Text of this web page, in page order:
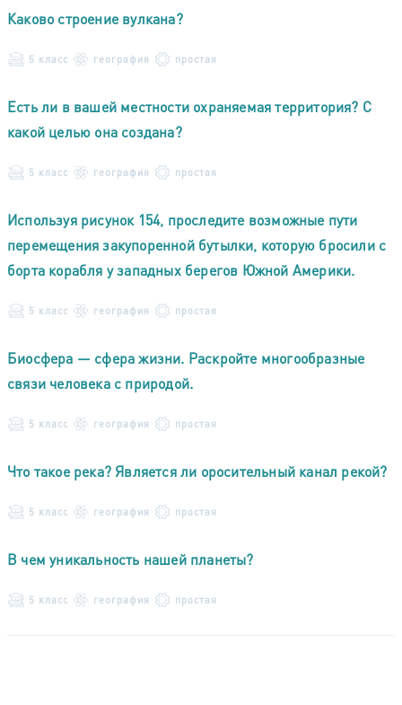
Каково строение вулкана?
5 класс география простая
Есть ли в вашей местности охраняемая территория? С
какой целью она создана?
5 класс география простая
Используя рисунок 154, проследите возможные пути
перемещения закупоренной бутылки, которую бросили с
борта корабля у западных берегов Южной Америки.
5 класс география простая
Биосфера — сфера жизни. Раскройте многообразные
связи человека с природой.
5 класс география простая
Что такое река? Является ли оросительный канал рекой?
5 класс география простая
В чем уникальность нашей планеты?
5 класс география простая